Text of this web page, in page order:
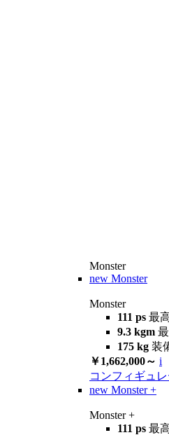
Monster
new Monster
Monster
111 ps 最
9.3 kgm
175 kg 装
￥1,662,000～ i
コンフィギュ
new Monster +
Monster +
111 ps 最